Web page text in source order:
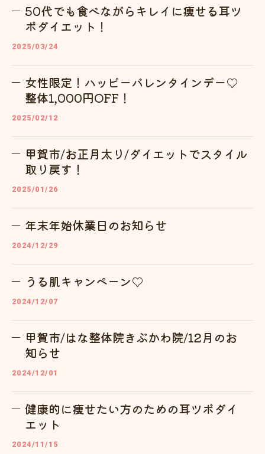
50代でも食べながらキレイに痩せる耳ツ
ボダイエット！
2025/03/24
女性限定！ハッピーバレンタインデー♡
整体1,000円OFF！
2025/02/12
甲賀市/お正月太り/ダイエットでスタイル
取り戻す！
2025/01/26
年末年始休業日のお知らせ
2024/12/29
うる肌キャンペーン♡
2024/12/07
甲賀市/はな整体院きぶかわ院/12月のお
知らせ
2024/12/01
健康的に痩せたい方のための耳ツボダイ
エット
2024/11/15